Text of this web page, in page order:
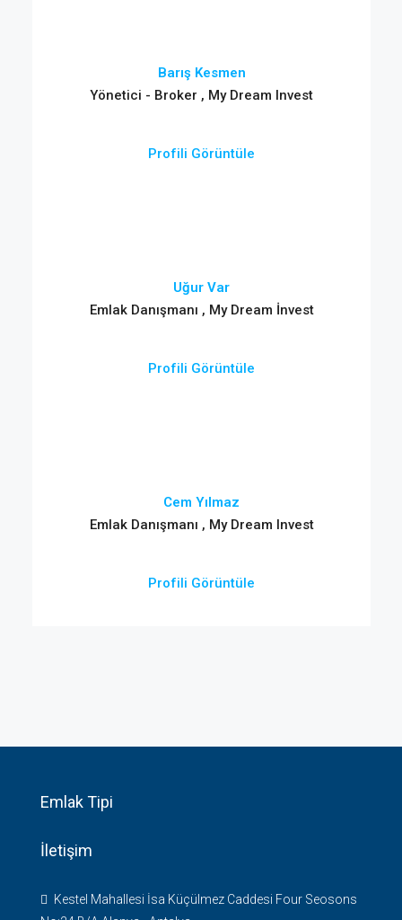
Barış Kesmen
Yönetici - Broker , My Dream Invest
Profili Görüntüle
Uğur Var
Emlak Danışmanı , My Dream İnvest
Profili Görüntüle
Cem Yılmaz
Emlak Danışmanı , My Dream Invest
Profili Görüntüle
Emlak Tipi
İletişim
Kestel Mahallesi İsa Küçülmez Caddesi Four Seosons